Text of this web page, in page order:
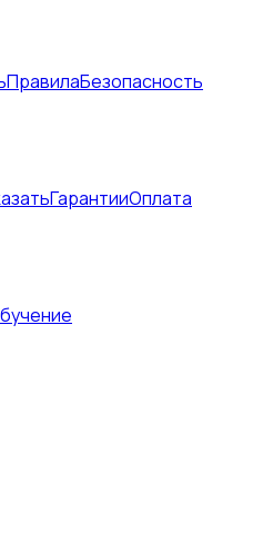
ПравилаБезопасность
ГарантииОплата